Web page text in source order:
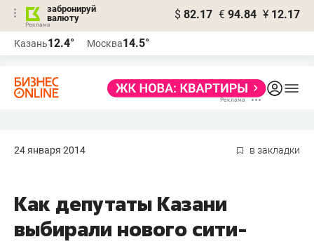
забронируй
валюту
$ 82.17 € 94.84 ¥ 12.17
Казань12.4° Москва14.5°
24 января 2014 в закладки
Как депутаты Казани
выбирали нового сити-